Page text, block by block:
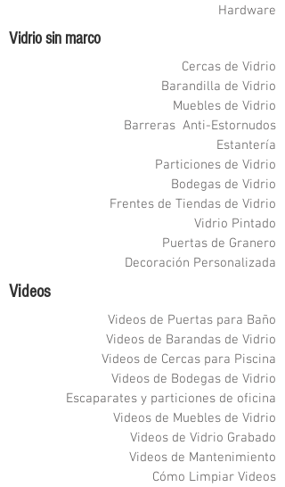
Hardware
Vidrio sin marco
Cercas de Vidrio
Barandilla de Vidrio
Muebles de Vidrio
Barreras Anti-Estornudos
Estantería
Particiones de Vidrio
Bodegas de Vidrio
Frentes de Tiendas de Vidrio
Vidrio Pintado
Puertas de Granero
Decoración Personalizada
Videos
Videos de Puertas para Baño
Videos de Barandas de Vidrio
Videos de Cercas para Piscina
Videos de Bodegas de Vidrio
Escaparates y particiones de oficina
Videos de Muebles de Vidrio
Videos de Vidrio Grabado
Videos de Mantenimiento
Cómo Limpiar Videos